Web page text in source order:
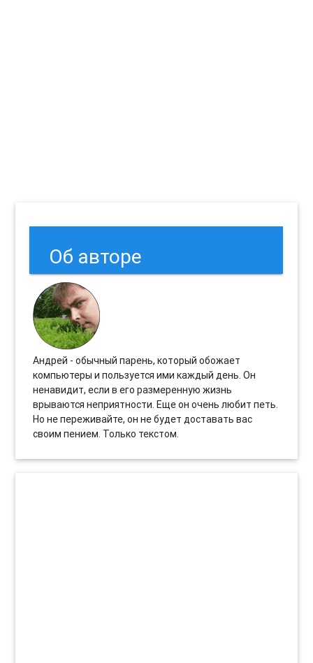
Об авторе
Андрей - обычный парень, который обожает
компьютеры и пользуется ими каждый день. Он
ненавидит, если в его размеренную жизнь
врываются неприятности. Еще он очень любит петь.
Но не переживайте, он не будет доставать вас
своим пением. Только текстом.